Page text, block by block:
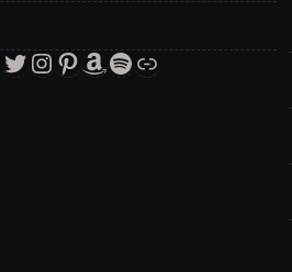
Twitter
Instagram
Pinterest
Amazon
Spotify
リンク